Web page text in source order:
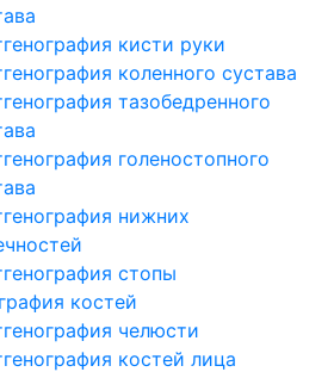
кисти руки
коленного сустава
тазобедренного
голеностопного
нижних
стопы
костей
челюсти
костей лица